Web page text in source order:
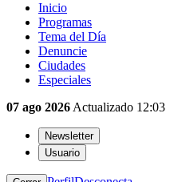
Inicio
Programas
Tema del Día
Denuncie
Ciudades
Especiales
07 ago 2026 Actualizado 12:03
Newsletter
Usuario